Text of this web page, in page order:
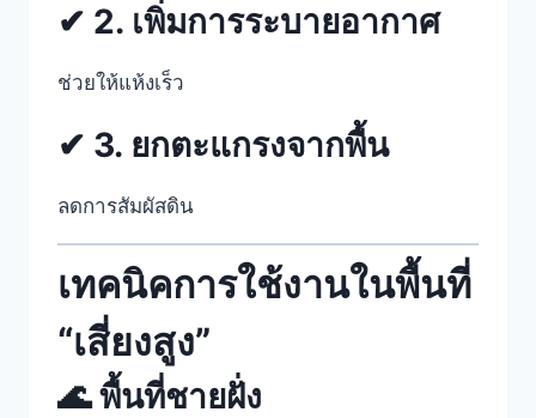
✔ 2. เพิ่มการระบายอากาศ
ช่วยให้แห้งเร็ว
✔ 3. ยกตะแกรงจากพื้น
ลดการสัมผัสดิน
เทคนิคการใช้งานในพื้นที่
“เสี่ยงสูง”
🌊 พื้นที่ชายฝั่ง